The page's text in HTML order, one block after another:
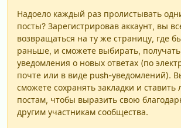
Надоело каждый раз пролистывать
посты? Зарегистрировав аккаунт, вы
возвращаться на ту же страницу, где
раньше, и сможете выбирать,
уведомления о новых ответах (по
почте или в виде push-уведомлений).
сможете сохранять закладки и ставить
постам, чтобы выразить свою
другим участникам сообщества.